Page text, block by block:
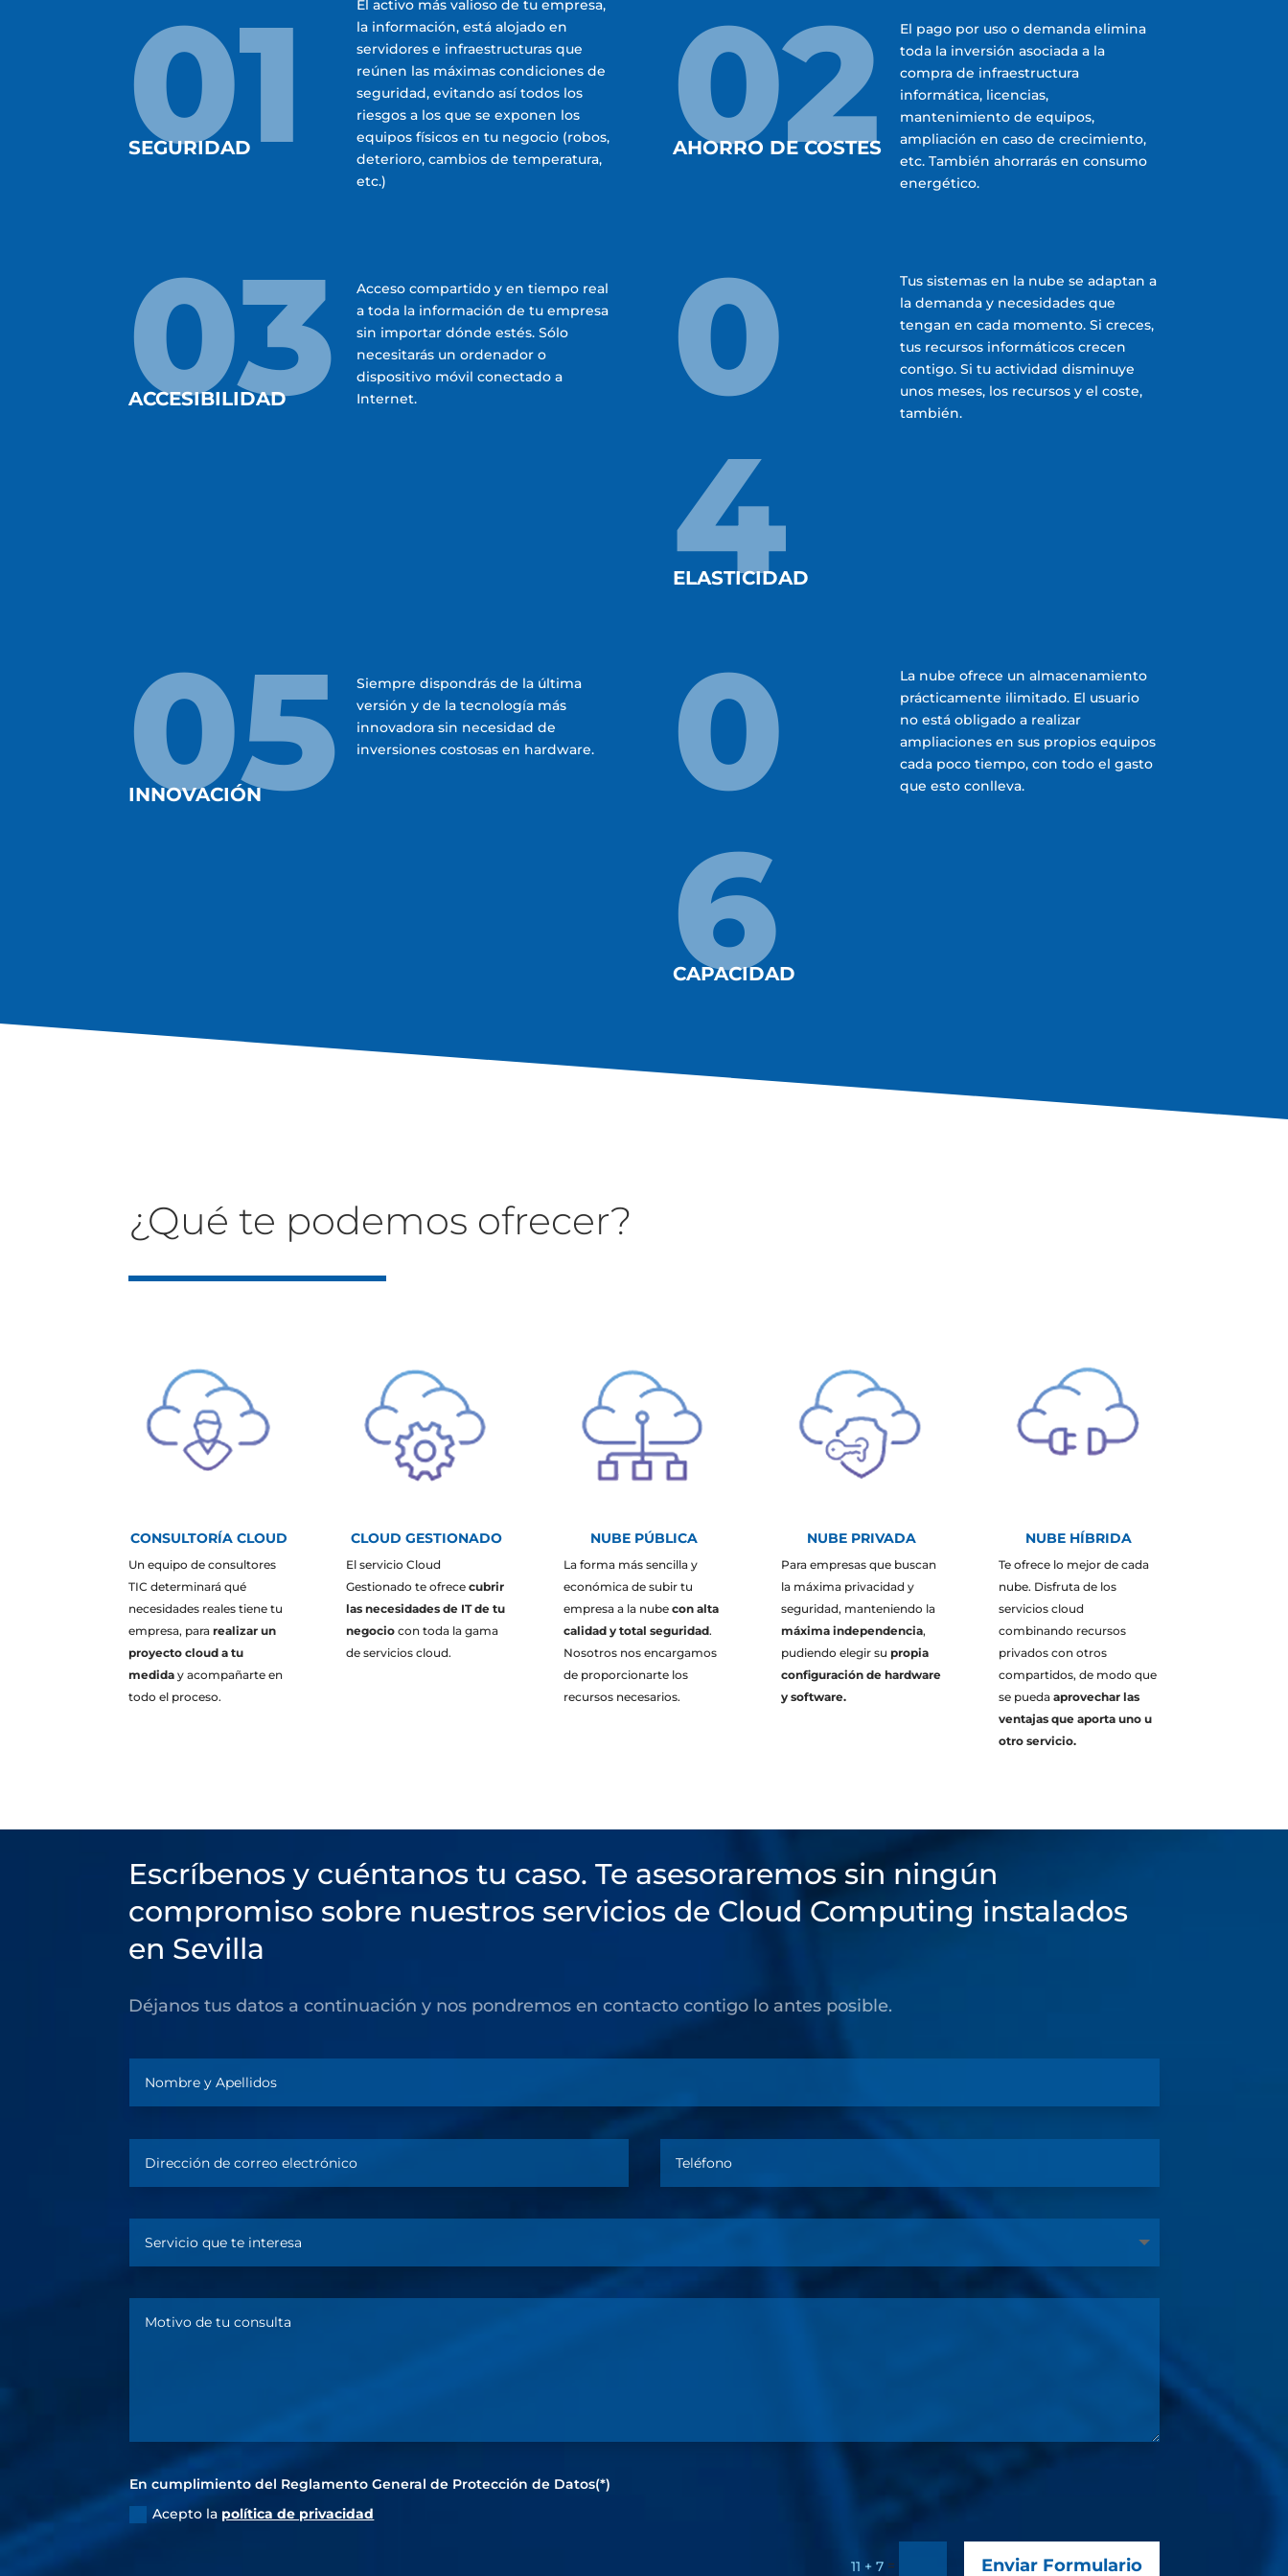
01
SEGURIDAD
El activo más valioso de tu empresa,
la información, está alojado en
servidores e infraestructuras que
reúnen las máximas condiciones de
seguridad, evitando así todos los
riesgos a los que se exponen los
equipos físicos en tu negocio (robos,
deterioro, cambios de temperatura,
etc.)
02
AHORRO DE COSTES
El pago por uso o demanda elimina
toda la inversión asociada a la
compra de infraestructura
informática, licencias,
mantenimiento de equipos,
ampliación en caso de crecimiento,
etc. También ahorrarás en consumo
energético.
03
ACCESIBILIDAD
Acceso compartido y en tiempo real
a toda la información de tu empresa
sin importar dónde estés. Sólo
necesitarás un ordenador o
dispositivo móvil conectado a
Internet.
0
4
ELASTICIDAD
Tus sistemas en la nube se adaptan a
la demanda y necesidades que
tengan en cada momento. Si creces,
tus recursos informáticos crecen
contigo. Si tu actividad disminuye
unos meses, los recursos y el coste,
también.
05
INNOVACIÓN
Siempre dispondrás de la última
versión y de la tecnología más
innovadora sin necesidad de
inversiones costosas en hardware.
0
6
CAPACIDAD
La nube ofrece un almacenamiento
prácticamente ilimitado. El usuario
no está obligado a realizar
ampliaciones en sus propios equipos
cada poco tiempo, con todo el gasto
que esto conlleva.
¿Qué te podemos ofrecer?
CONSULTORÍA CLOUD
Un equipo de consultores
TIC determinará qué
necesidades reales tiene tu
empresa, pararealizar un
proyecto cloud a tu
mediday acompañarte en
todo el proceso.
CLOUD GESTIONADO
El servicio Cloud
Gestionado te ofrececubrir
las necesidades de IT de tu
negocio con toda la gama
de servicios cloud.
NUBE PÚBLICA
La forma más sencilla y
económica de subir tu
empresa a la nubecon alta
calidad y total seguridad.
Nosotros nos encargamos
de proporcionarte los
recursos necesarios.
NUBE PRIVADA
Para empresas que buscan
la máxima privacidad y
seguridad, manteniendo la
máxima independencia,
pudiendo elegir su propia
configuración de hardware
y software.
NUBE HÍBRIDA
Te ofrece lo mejor de cada
nube. Disfruta de los
servicios cloud
combinando recursos
privados con otros
compartidos, de modo que
se pueda aprovechar las
ventajas que aporta uno u
otro servicio.
Escríbenos y cuéntanos tu caso. Te asesoraremos sin ningún
compromiso sobre nuestros servicios de Cloud Computing instalados
en Sevilla
Déjanos tus datos a continuación y nos pondremos en contacto contigo lo antes posible.
En cumplimiento del Reglamento General de Protección de Datos(*)
Acepto la política de privacidad
11 + 7= Enviar Formulario